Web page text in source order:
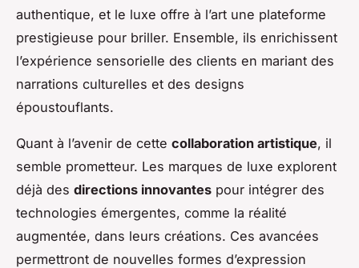
authentique, et le luxe offre à l’art une plateforme
prestigieuse pour briller. Ensemble, ils enrichissent
l’expérience sensorielle des clients en mariant des
narrations culturelles et des designs
époustouflants.
Quant à l’avenir de cette collaboration artistique, il
semble prometteur. Les marques de luxe explorent
déjà des directions innovantes pour intégrer des
technologies émergentes, comme la réalité
augmentée, dans leurs créations. Ces avancées
permettront de nouvelles formes d’expression